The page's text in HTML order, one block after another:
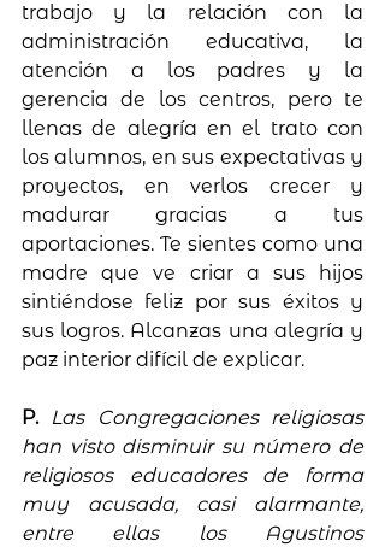
trabajo y la relación con la
administración educativa, la
atención a los padres y la
gerencia de los centros, pero te
llenas de alegría en el trato con
los alumnos, en sus expectativas y
proyectos, en verlos crecer y
madurar gracias a tus
aportaciones. Te sientes como una
madre que ve criar a sus hijos
sintiéndose feliz por sus éxitos y
sus logros. Alcanzas una alegría y
paz interior difícil de explicar.
P. Las Congregaciones religiosas
han visto disminuir su número de
religiosos educadores de forma
muy acusada, casi alarmante,
entre ellas los Agustinos